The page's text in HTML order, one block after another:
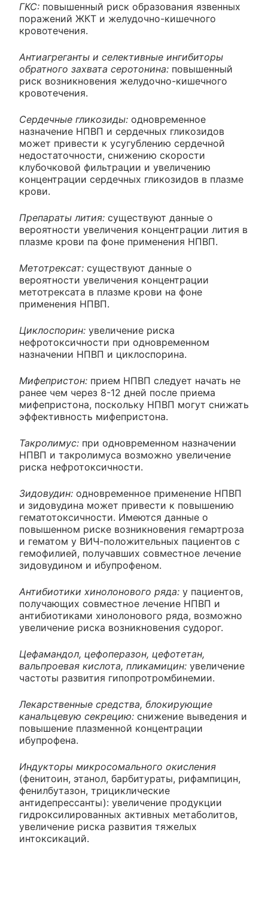
ГКС: повышенный риск образования язвенных
поражений ЖКТ и желудочно-кишечного
кровотечения.
Антиагреганты и селективные ингибиторы
обратного захвата серотонина: повышенный
риск возникновения желудочно-кишечного
кровотечения.
Сердечные гликозиды: одновременное
назначение НПВП и сердечных гликозидов
может привести к усугублению сердечной
недостаточности, снижению скорости
клубочковой фильтрации и увеличению
концентрации сердечных гликозидов в плазме
крови.
Препараты лития: существуют данные о
вероятности увеличения концентрации лития в
плазме крови па фоне применения НПВП.
Метотрексат: существуют данные о
вероятности увеличения концентрации
метотрексата в плазме крови на фоне
применения НПВП.
Циклоспорин: увеличение риска
нефротоксичности при одновременном
назначении НПВП и циклоспорина.
Мифепристон: прием НПВП следует начать не
ранее чем через 8-12 дней после приема
мифепристона, поскольку НПВП могут снижать
эффективность мифепристона.
Такролимус: при одновременном назначении
НПВП и такролимуса возможно увеличение
риска нефротоксичности.
Зидовудин: одновременное применение НПВП
и зидовудина может привести к повышению
гематотоксичности. Имеются данные о
повышенном риске возникновения гемартроза
и гематом у ВИЧ-положительных пациентов с
гемофилией, получавших совместное лечение
зидовудином и ибупрофеном.
Антибиотики хинолонового ряда: у пациентов,
получающих совместное лечение НПВП и
антибиотиками хинолонового ряда, возможно
увеличение риска возникновения судорог.
Цефамандол, цефоперазон, цефотетан,
вальпроевая кислота, пликамицин: увеличение
частоты развития гипопротромбинемии.
Лекарственные средства, блокирующие
канальцевую секрецию: снижение выведения и
повышение плазменной концентрации
ибупрофена.
Индукторы микросомального окисления
(фенитоин, этанол, барбитураты, рифампицин,
фенилбутазон, трициклические
антидепрессанты): увеличение продукции
гидроксилированных активных метаболитов,
увеличение риска развития тяжелых
интоксикаций.